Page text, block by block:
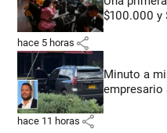
$100.000 y
hace 5 horas share
Minuto a
empresario
hace 11 horas share